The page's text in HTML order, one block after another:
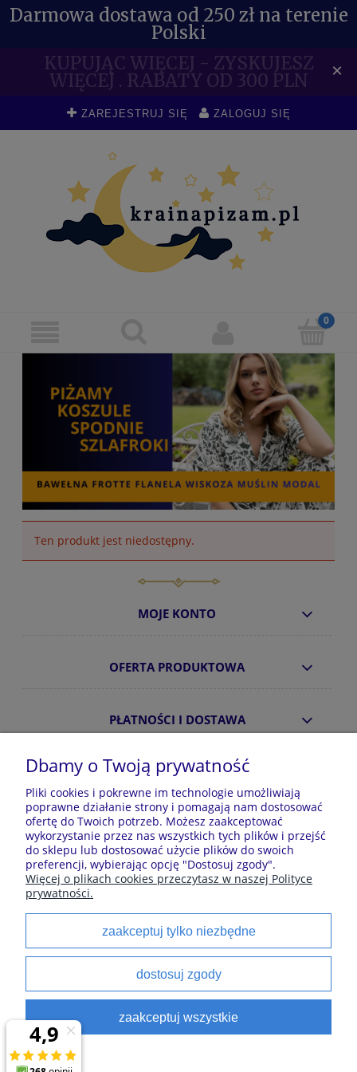
Darmowa dostawa od 250 zł na terenie
Polski
KUPUJĄC WIĘCEJ - ZYSKUJESZ
WIĘCEJ . RABATY OD 300 PLN ×
ZAREJESTRUJ SIĘ ZALOGUJ SIĘ
Ten produkt jest niedostępny.
MOJE KONTO
OFERTA PRODUKTOWA
PŁATNOŚCI I DOSTAWA
INFORMACJE
O NAS
Sklep z piżamami Kraina Piżam | Plac Zwycięstwa 7, 28-
100 Busko-Zdrój | E-mail: krainapizam@gmail.com | Tel.
602 809 945 | NIP: 6551814701 | REGON: 528344498
Polecane kategorie
Szlaforki dla dzieci
Piżamy damskie
Piżamy męskie
Koszule noce
Dbamy o Twoją prywatność
Pliki cookies i pokrewne im technologie umożliwiają
poprawne działanie strony i pomagają nam dostosować
ofertę do Twoich potrzeb. Możesz zaakceptować
wykorzystanie przez nas wszystkich tych plików i przejść
do sklepu lub dostosować użycie plików do swoich
preferencji, wybierając opcję "Dostosuj zgody".
Więcej o plikach cookies przeczytasz w naszej Polityce
prywatności.
zaakceptuj tylko niezbędne
dostosuj zgody
zaakceptuj wszystkie